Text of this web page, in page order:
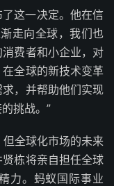
这一决定。他在信
走向全球，我们也
费者和小企业，对
全球的新技术变革
，并帮助他们实现
挑战。”
全球化市场的未来
栋将亲自担任全球
力。蚂蚁国际事业